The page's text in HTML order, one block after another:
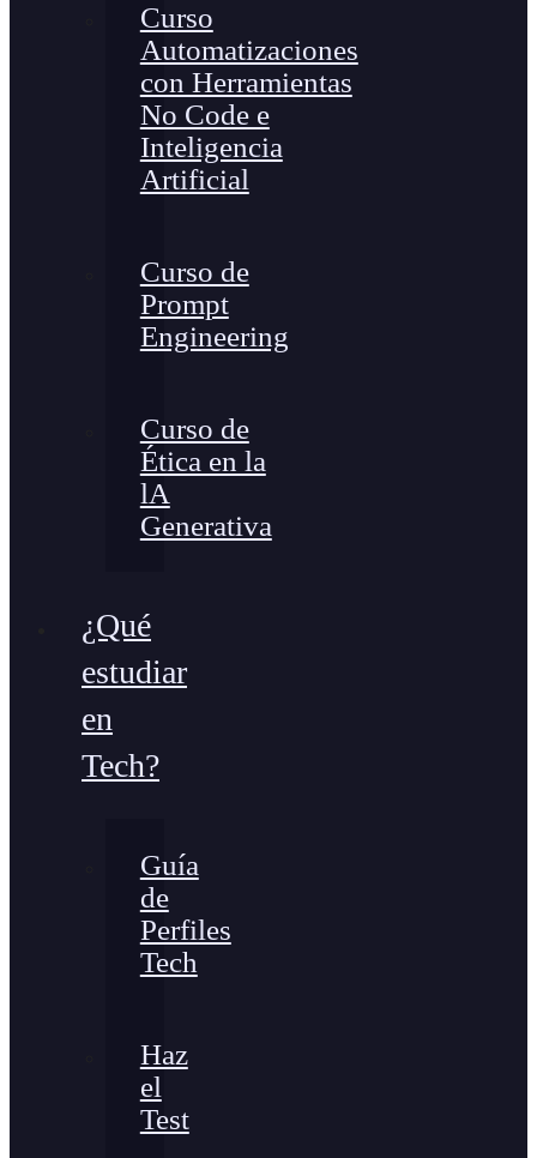
Curso
Automatizaciones
con Herramientas
No Code e
Inteligencia
Artificial
Curso de
Prompt
Engineering
Curso de
Ética en la
lA
Generativa
¿Qué
estudiar
en
Tech?
Guía
de
Perfiles
Tech
Haz
el
Test